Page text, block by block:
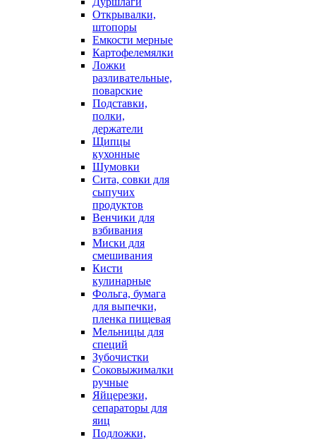
Открывалки,
штопоры
Емкости мерные
Картофелемялки
Ложки
разливательные,
поварские
Подставки,
полки,
держатели
Щипцы
кухонные
Шумовки
Сита, совки для
сыпучих
продуктов
Венчики для
взбивания
Миски для
смешивания
Кисти
кулинарные
Фольга, бумага
для выпечки,
пленка пищевая
Мельницы для
специй
Зубочистки
Соковыжималки
ручные
Яйцерезки,
сепараторы для
яиц
Подложки,